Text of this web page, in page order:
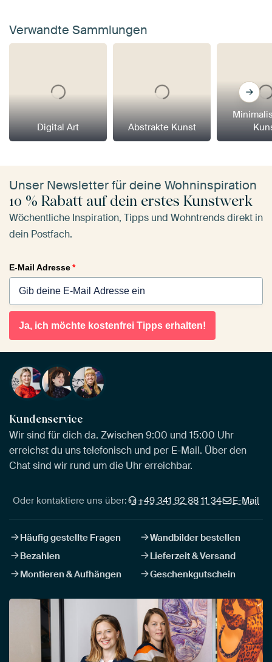
Verwandte Sammlungen
Digital Art Abstrakte Kunst
Unser Newsletter für deine Wohninspiration
10 % Rabatt auf dein erstes Kunstwerk
Wöchentliche Inspiration, Tipps und Wohntrends direkt in
dein Postfach.
E-Mail Adresse*
Ja, ich möchte kostenfrei Tipps erhalten!
Kundenservice
Wir sind für dich da. Zwischen 9:00 und 15:00 Uhr
erreichst du uns telefonisch und per E-Mail. Über den
Chat sind wir rund um die Uhr erreichbar.
Oder kontaktiere uns über: +49 341 92 88 11 34 E-Mail
Häufig gestellte Fragen
Wandbilder bestellen
Bezahlen
Lieferzeit & Versand
Montieren & Aufhängen
Geschenkgutschein